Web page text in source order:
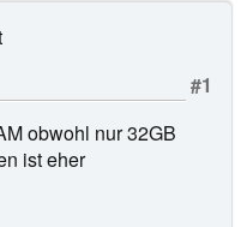
#1
obwohl nur 32GB
ist eher